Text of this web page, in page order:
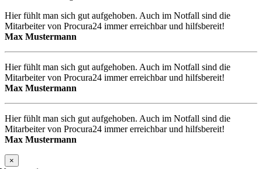
Hier fühlt man sich gut aufgehoben. Auch im Notfall sind die
Mitarbeiter von Procura24 immer erreichbar und hilfsbereit!
Max Mustermann
Hier fühlt man sich gut aufgehoben. Auch im Notfall sind die
Mitarbeiter von Procura24 immer erreichbar und hilfsbereit!
Max Mustermann
Hier fühlt man sich gut aufgehoben. Auch im Notfall sind die
Mitarbeiter von Procura24 immer erreichbar und hilfsbereit!
Max Mustermann
×